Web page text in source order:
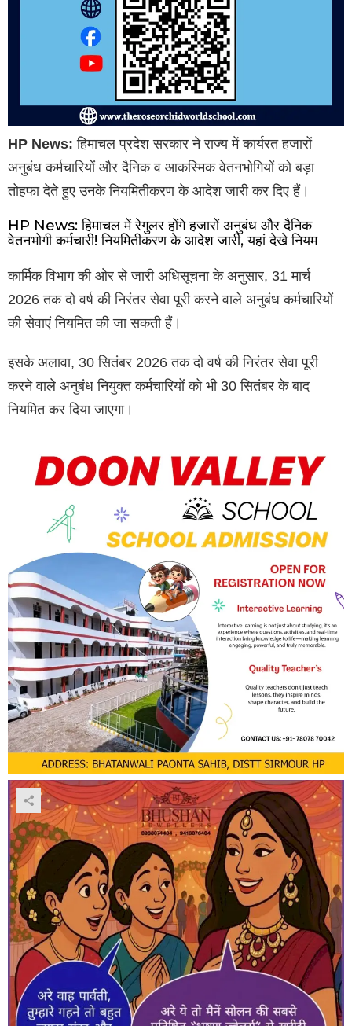
HP News: हिमाचल प्रदेश सरकार ने राज्य में कार्यरत हजारों
अनुबंध कर्मचारियों और दैनिक व आकस्मिक वेतनभोगियों को बड़ा
तोहफा देते हुए उनके नियमितीकरण के आदेश जारी कर दिए हैं।
HP News: हिमाचल में रेगुलर होंगे हजारों अनुबंध और दैनिक
वेतनभोगी कर्मचारी! नियमितीकरण के आदेश जारी, यहां देखे नियम
कार्मिक विभाग की ओर से जारी अधिसूचना के अनुसार, 31 मार्च
2026 तक दो वर्ष की निरंतर सेवा पूरी करने वाले अनुबंध कर्मचारियों
की सेवाएं नियमित की जा सकती हैं।
इसके अलावा, 30 सितंबर 2026 तक दो वर्ष की निरंतर सेवा पूरी
करने वाले अनुबंध नियुक्त कर्मचारियों को भी 30 सितंबर के बाद
नियमित कर दिया जाएगा।